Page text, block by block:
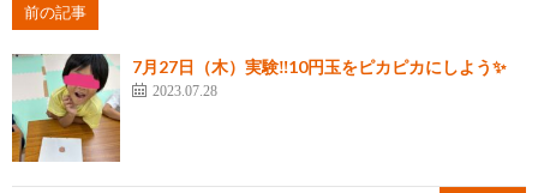
前の記事
7月27日（木）実験‼10円玉をピカピカにしよう✨
2023.07.28